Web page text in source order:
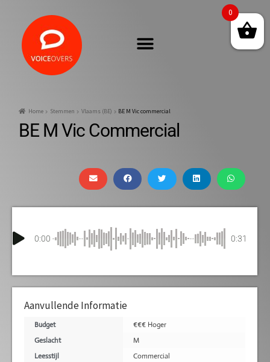
Home Stemmen Vlaams (BE) BE M Vic commercial
BE M Vic Commercial
0:00 0:31
Aanvullende Informatie
Budget
€€€ Hoger
Geslacht
M
Leesstijl
Commercial
0